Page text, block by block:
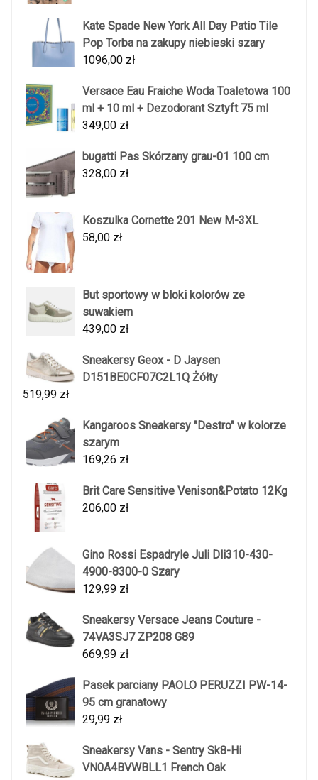
Kate Spade New York All Day Patio Tile
Pop Torba na zakupy niebieski szary
1096,00 zł
Versace Eau Fraiche Woda Toaletowa 100
ml + 10 ml + Dezodorant Sztyft 75 ml
349,00 zł
bugatti Pas Skórzany grau-01 100 cm
328,00 zł
Koszulka Cornette 201 New M-3XL
58,00 zł
But sportowy w bloki kolorów ze
suwakiem
439,00 zł
Sneakersy Geox - D Jaysen
D151BE0CF07C2L1Q Żółty
519,99 zł
Kangaroos Sneakersy "Destro" w kolorze
szarym
169,26 zł
Brit Care Sensitive Venison&Potato 12Kg
206,00 zł
Gino Rossi Espadryle Juli Dli310-430-
4900-8300-0 Szary
129,99 zł
Sneakersy Versace Jeans Couture -
74VA3SJ7 ZP208 G89
669,99 zł
Pasek parciany PAOLO PERUZZI PW-14-
95 cm granatowy
29,99 zł
Sneakersy Vans - Sentry Sk8-Hi
VN0A4BVWBLL1 French Oak